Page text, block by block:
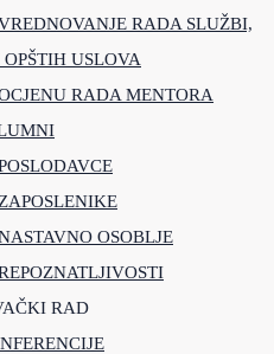
RADA SLUŽBI,
USLOVA
RADA MENTORA
OSOBLJE
RAD